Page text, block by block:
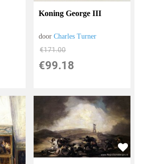
Koning George III
doorCharles Turner
€171.00
€99.18